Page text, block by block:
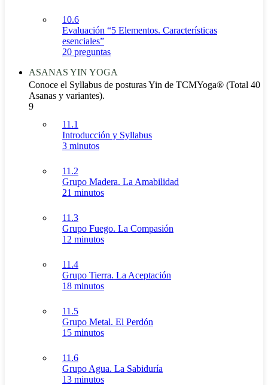
10.6
Evaluación “5 Elementos. Características
esenciales”
20 preguntas
ASANAS YIN YOGA
Conoce el Syllabus de posturas Yin de TCMYoga® (Total 40
Asanas y variantes).
9
11.1
Introducción y Syllabus
3 minutos
11.2
Grupo Madera. La Amabilidad
21 minutos
11.3
Grupo Fuego. La Compasión
12 minutos
11.4
Grupo Tierra. La Aceptación
18 minutos
11.5
Grupo Metal. El Perdón
15 minutos
11.6
Grupo Agua. La Sabiduría
13 minutos